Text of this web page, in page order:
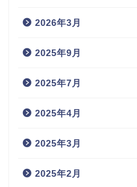
2026年3月
2025年9月
2025年7月
2025年4月
2025年3月
2025年2月